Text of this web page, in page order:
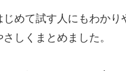
めて試す人にもわかり
さしくまとめました。